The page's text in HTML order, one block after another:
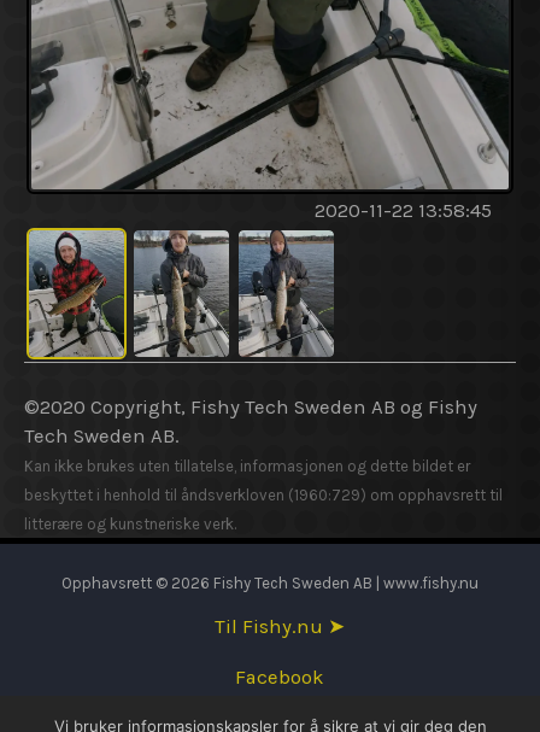
2020-11-22 13:58:45
©2020 Copyright, Fishy Tech Sweden AB og Fishy
Tech Sweden AB.
Kan ikke brukes uten tillatelse, informasjonen og dette bildet er
beskyttet i henhold til åndsverkloven (1960:729) om opphavsrett til
litterære og kunstneriske verk.
Opphavsrett © 2026 Fishy Tech Sweden AB | www.fishy.nu
Til Fishy.nu ➤
Facebook
Vi bruker informasjonskapsler for å sikre at vi gir deg den